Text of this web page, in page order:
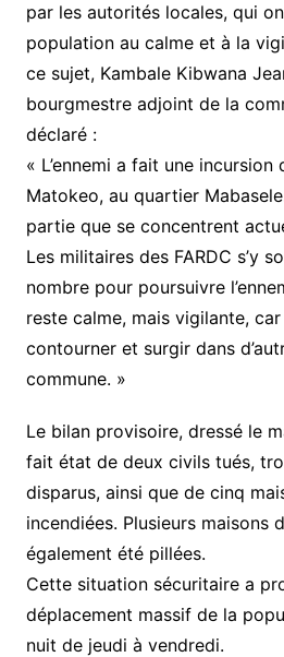
par les autorités locales, qui
population au calme et à la
ce sujet, Kambale Kibwana
bourgmestre adjoint de la
déclaré :
« L’ennemi a fait une incursion
Matokeo, au quartier
partie que se concentrent
Les militaires des FARDC s’y
nombre pour poursuivre
reste calme, mais vigilante, car
contourner et surgir dans
commune. »
Le bilan provisoire, dressé le
fait état de deux civils tués,
disparus, ainsi que de cinq
incendiées. Plusieurs maisons
également été pillées.
Cette situation sécuritaire a
déplacement massif de la
nuit de jeudi à vendredi.